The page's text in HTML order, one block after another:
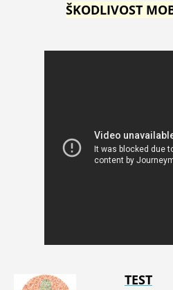
ŠKODLIVOST
TEST